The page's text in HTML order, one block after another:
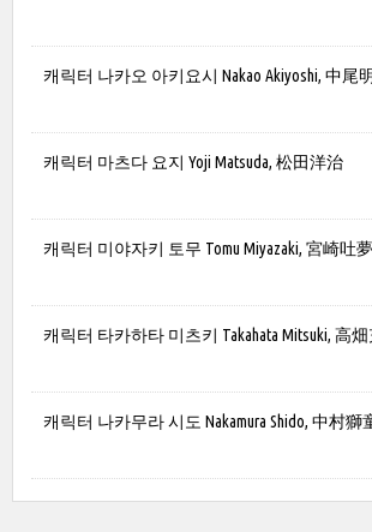
캐릭터 나카오 아키요시 Nakao Akiyoshi, 中尾
캐릭터 마츠다 요지 Yoji Matsuda, 松田洋治
캐릭터 미야자키 토무 Tomu Miyazaki, 宮崎吐夢
캐릭터 타카하타 미츠키 Takahata Mitsuki, 高
캐릭터 나카무라 시도 Nakamura Shido, 中村獅